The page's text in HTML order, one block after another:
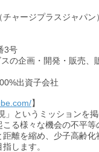
ャージプラスジャパン
3号
の企画・開発・販売、
出資子会社
】
」というミッションを
る様々な機会の不平
離を縮め、少子高齢
します。